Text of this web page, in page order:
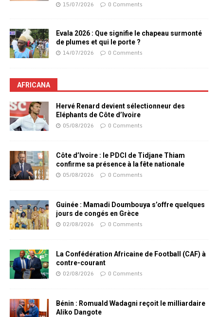
15/07/2026 0 Comments
Evala 2026 : Que signifie le chapeau surmonté
de plumes et qui le porte ?
14/07/2026 0 Comments
AFRICANA
Hervé Renard devient sélectionneur des
Eléphants de Côte d’Ivoire
05/08/2026 0 Comments
Côte d’Ivoire : le PDCI de Tidjane Thiam
confirme sa présence à la fête nationale
05/08/2026 0 Comments
Guinée : Mamadi Doumbouya s’offre quelques
jours de congés en Grèce
02/08/2026 0 Comments
La Confédération Africaine de Football (CAF) à
contre-courant
02/08/2026 0 Comments
Bénin : Romuald Wadagni reçoit le milliardaire
Aliko Dangote